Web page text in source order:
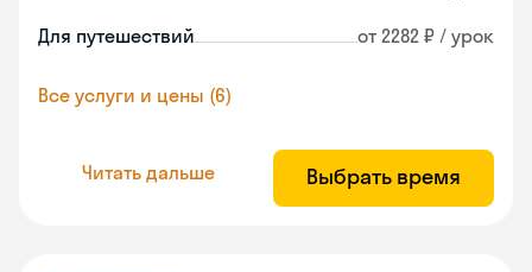
Для путешествий от 2282 ₽ / урок
Все услуги и цены (6)
Читать дальше Выбрать время